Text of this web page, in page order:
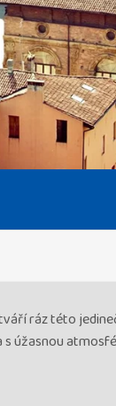
ráz této
s úžasnou